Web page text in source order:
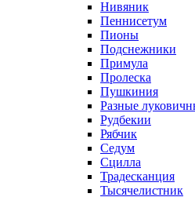
Нивяник
Пеннисетум
Пионы
Подснежники
Примула
Пролеска
Пушкиния
Разные
Рудбекии
Рябчик
Седум
Сцилла
Традесканция
Тысячелистник